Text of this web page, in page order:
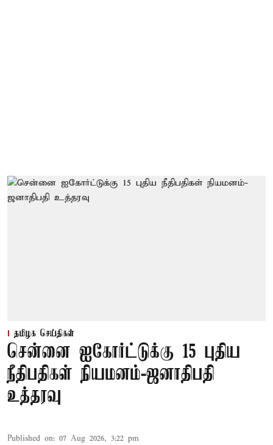
தமிழக செய்திகள்
சென்னை ஐகோர்ட்டுக்கு 15 புதிய
நீதிபதிகள் நியமனம்-ஜனாதிபதி
உத்தரவு
Published on: 07 Aug 2026, 3:22 pm